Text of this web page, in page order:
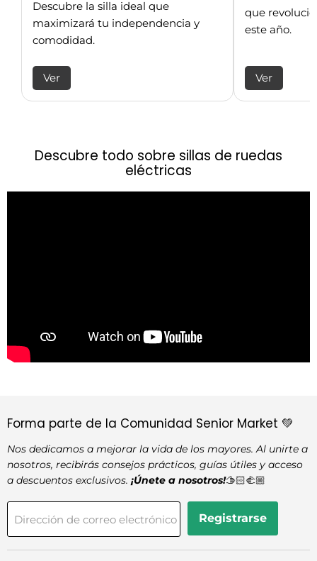
Descubre la silla ideal que
maximizará tu independencia y
comodidad.
Ver
que
este año.
Ver
Descubre todo sobre sillas de ruedas
eléctricas
Forma parte de la Comunidad Senior Market 💚
Nos dedicamos a mejorar la vida de los mayores. Al unirte a
nosotros, recibirás consejos prácticos, guías útiles y acceso
a descuentos exclusivos. ¡Únete a nosotros!🫱🏻‍🫲🏼
Dirección de correo electrónico Registrarse